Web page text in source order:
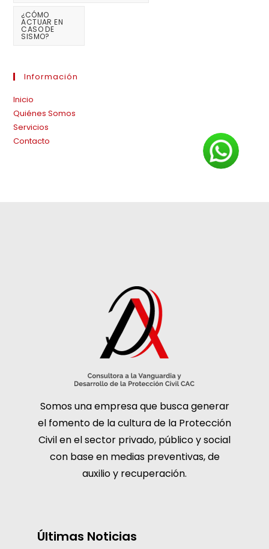
¿CÓMO
ACTUAR EN
CASO DE
SISMO?
Información
Inicio
Quiénes Somos
Servicios
Contacto
Somos una empresa que busca generar
el fomento de la cultura de la Protección
Civil en el sector privado, público y social
con base en medias preventivas, de
auxilio y recuperación.
Últimas Noticias